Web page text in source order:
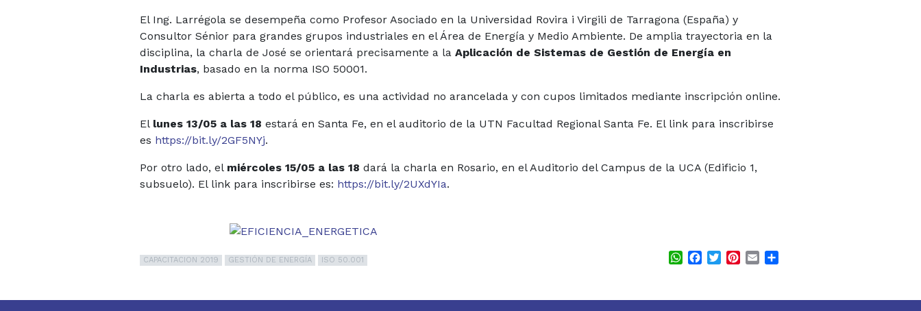
El Ing. Larrégola se desempeña como Profesor Asociado en la Universidad Rovira i Virgili de Tarragona (España) y
Consultor Sénior para grandes grupos industriales en el Área de Energía y Medio Ambiente. De amplia trayectoria en la
disciplina, la charla de José se orientará precisamente a la Aplicación de Sistemas de Gestión de Energía en
Industrias, basado en la norma ISO 50001.
La charla es abierta a todo el público, es una actividad no arancelada y con cupos limitados mediante inscripción online.
El lunes 13/05 a las 18 estará en Santa Fe, en el auditorio de la UTN Facultad Regional Santa Fe. El link para inscribirse
es https://bit.ly/2GF5NYj.
Por otro lado, el miércoles 15/05 a las 18 dará la charla en Rosario, en el Auditorio del Campus de la UCA (Edificio 1,
subsuelo). El link para inscribirse es: https://bit.ly/2UXdYIa.
CAPACITACION 2019 GESTIÓN DE ENERGÍA ISO 50.001 WhatsApp
Facebook
TwitterPinterest
Email